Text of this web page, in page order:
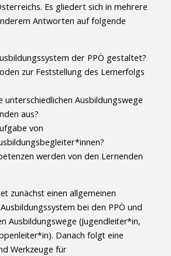
Es gliedert sich in mehrere
Antworten auf folgende
der PPÖ gestaltet?
zur Feststellung des Lernerfolgs
unterschiedlichen Ausbildungswege
aus?
von
werden von den Lernenden
zunächst einen allgemeinen
bei den PPÖ und
Ausbildungswege (Jugendleiter*in,
Danach folgt eine
Werkzeuge für